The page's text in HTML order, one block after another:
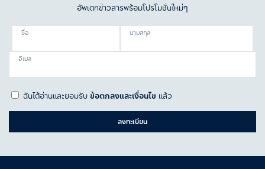
อัพเดทข่าวสารพร้อมโปรโมชั่นใหม่ๆ
ชื่อ นามสกุล
อีเมล
ฉันได้อ่านและยอมรับข้อตกลงและเงื่อนไข แล้ว
ลงทะเบียน